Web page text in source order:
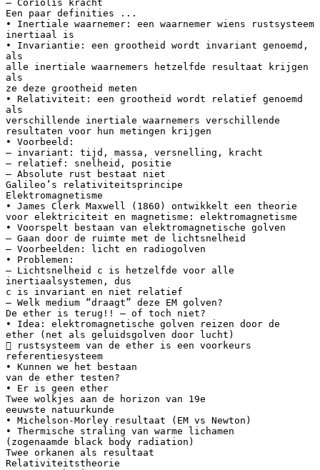
– Coriolis kracht
Een paar definities ...
• Inertiale waarnemer: een waarnemer wiens rustsysteem
inertiaal is
• Invariantie: een grootheid wordt invariant genoemd,
als
alle inertiale waarnemers hetzelfde resultaat krijgen
als
ze deze grootheid meten
• Relativiteit: een grootheid wordt relatief genoemd
als
verschillende inertiale waarnemers verschillende
resultaten voor hun metingen krijgen
• Voorbeeld:
– invariant: tijd, massa, versnelling, kracht
– relatief: snelheid, positie
– Absolute rust bestaat niet
Galileo’s relativiteitsprincipe
Elektromagnetisme
• James Clerk Maxwell (1860) ontwikkelt een theorie
voor elektriciteit en magnetisme: elektromagnetisme
• Voorspelt bestaan van elektromagnetische golven
– Gaan door de ruimte met de lichtsnelheid
– Voorbeelden: licht en radiogolven
• Problemen:
– Lichtsnelheid c is hetzelfde voor alle
inertiaalsystemen, dus
c is invariant en niet relatief
– Welk medium “draagt” deze EM golven?
De ether is terug!! — of toch niet?
• Idea: elektromagnetische golven reizen door de
ether (net als geluidsgolven door lucht)
 rustsysteem van de ether is een voorkeurs
referentiesysteem
• Kunnen we het bestaan
van de ether testen?
• Er is geen ether
Twee wolkjes aan de horizon van 19e
eeuwste natuurkunde
• Michelson-Morley resultaat (EM vs Newton)
• Thermische straling van warme lichamen
(zogenaamde black body radiation)
Twee orkanen als resultaat
Relativiteitstheorie